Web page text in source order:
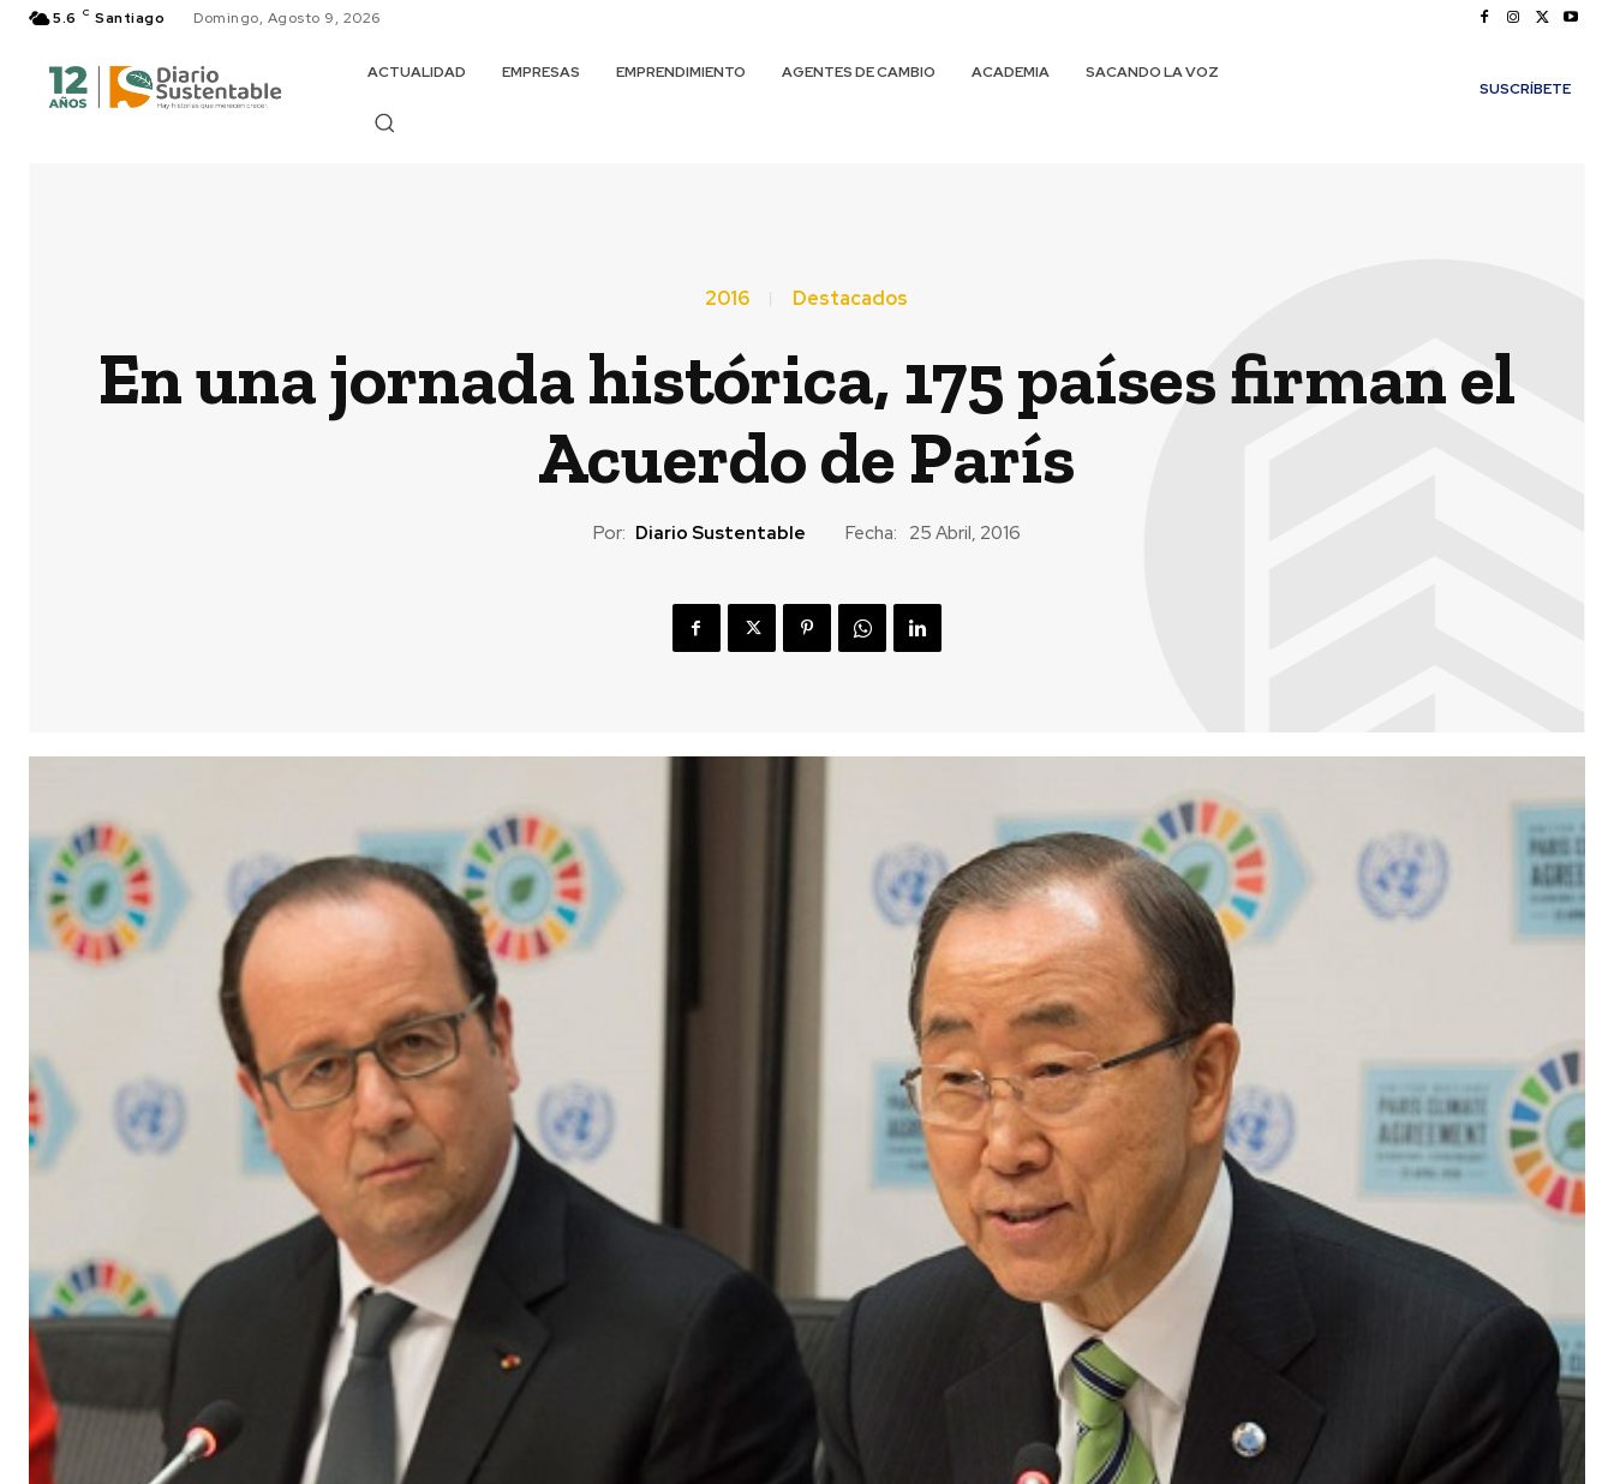
5.6 C Santiago Domingo, Agosto 9, 2026
ACTUALIDAD EMPRESAS EMPRENDIMIENTO AGENTES DE CAMBIO ACADEMIA
SACANDO LA VOZ
SUSCRÍBETE
2016 Destacados
En una jornada histórica, 175 países firman el
Acuerdo de París
Por: Diario Sustentable Fecha: 25 Abril, 2016